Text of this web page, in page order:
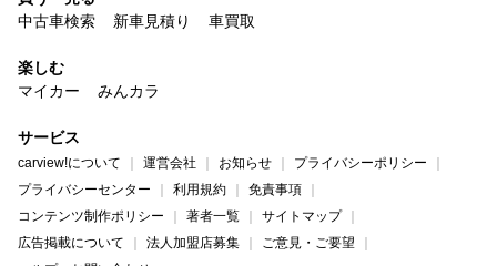
中古車検索
新車見積り 車買取
楽しむ
マイカー
みんカラ
サービス
carview!について 運営会社 お知らせ
プライバシーポリシー
プライバシーセンター
利用規約
免責事項
コンテンツ制作ポリシー
著者一覧
サイトマップ
広告掲載について
法人加盟店募集
ご意見・ご要望